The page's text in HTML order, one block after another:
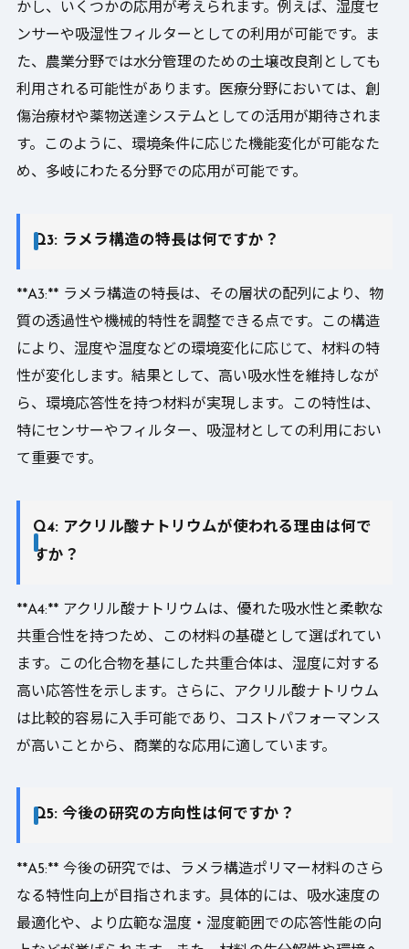
かし、いくつかの応用が考えられます。例えば、湿度セ
ンサーや吸湿性フィルターとしての利用が可能です。ま
た、農業分野では水分管理のための土壌改良剤としても
利用される可能性があります。医療分野においては、創
傷治療材や薬物送達システムとしての活用が期待されま
す。このように、環境条件に応じた機能変化が可能なた
め、多岐にわたる分野での応用が可能です。
Q3: ラメラ構造の特長は何ですか？
**A3:** ラメラ構造の特長は、その層状の配列により、物
質の透過性や機械的特性を調整できる点です。この構造
により、湿度や温度などの環境変化に応じて、材料の特
性が変化します。結果として、高い吸水性を維持しなが
ら、環境応答性を持つ材料が実現します。この特性は、
特にセンサーやフィルター、吸湿材としての利用におい
て重要です。
Q4: アクリル酸ナトリウムが使われる理由は何で
すか？
**A4:** アクリル酸ナトリウムは、優れた吸水性と柔軟な
共重合性を持つため、この材料の基礎として選ばれてい
ます。この化合物を基にした共重合体は、湿度に対する
高い応答性を示します。さらに、アクリル酸ナトリウム
は比較的容易に入手可能であり、コストパフォーマンス
が高いことから、商業的な応用に適しています。
Q5: 今後の研究の方向性は何ですか？
**A5:** 今後の研究では、ラメラ構造ポリマー材料のさら
なる特性向上が目指されます。具体的には、吸水速度の
最適化や、より広範な温度・湿度範囲での応答性能の向